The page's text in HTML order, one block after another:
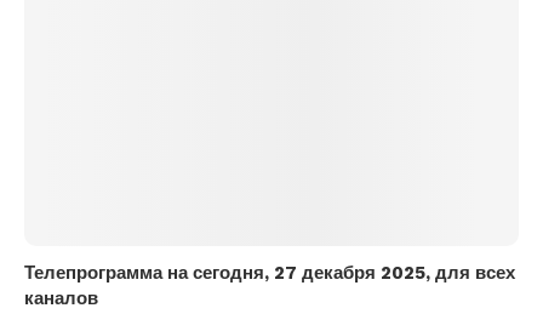
Телепрограмма на сегодня, 27 декабря 2025, для всех
каналов